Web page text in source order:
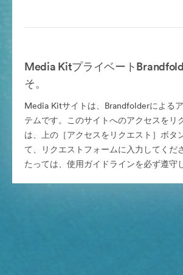
Media Kitプライベート
そ。
Media Kitサイトは、Brandfolderによる
テムです。このサイトへのアクセスをリ
は、上の［アクセスをリクエスト］ボタ
て、リクエストフォームに入力してくだ
たっては、使用ガイドラインを必ず遵守